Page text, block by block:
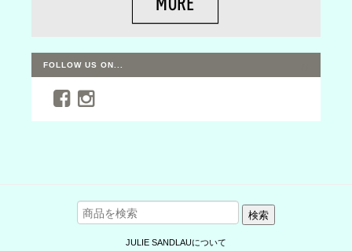
FOLLOW US ON...
検索
JULIE SANDLAUについて